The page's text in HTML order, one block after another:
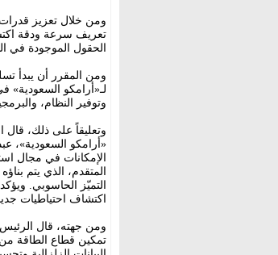
ومن خلال تعزيز قدرات
تعريف سرعة ودقة
الحقول الموجودة في
لـ«أرامكو السعودية»
وتوفير النظام،
وتعليقاً على ذلك، قال
«أرامكو السعودية»،
الإمكانات في مجال
المتقدم، الذي يتم
التميّز الحاسوبي.
اكتشاف احتياطيات
ومن جهته، قال الرئيس
تمكين قطاع الطاقة من